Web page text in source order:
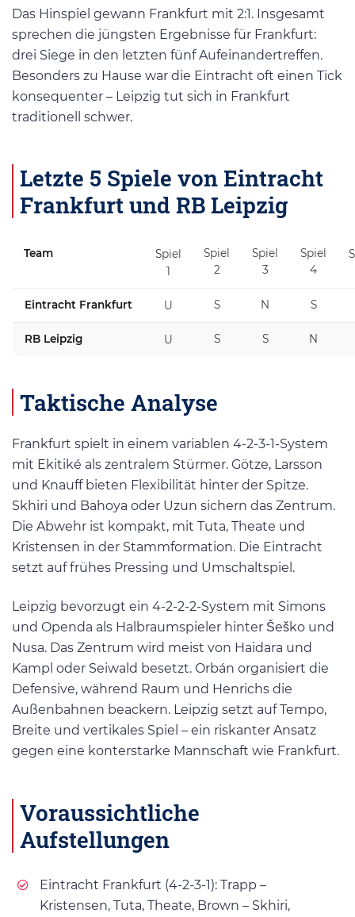
Das Hinspiel gewann Frankfurt mit 2:1. Insgesamt
sprechen die jüngsten Ergebnisse für Frankfurt:
drei Siege in den letzten fünf Aufeinandertreffen.
Besonders zu Hause war die Eintracht oft einen Tick
konsequenter – Leipzig tut sich in Frankfurt
traditionell schwer.
Letzte 5 Spiele von Eintracht
Frankfurt und RB Leipzig
Team
Spiel
1
Spiel
2
Spiel
3
Spiel
4
Eintracht Frankfurt U S N S
RB Leipzig U S S N
Taktische Analyse
Frankfurt spielt in einem variablen 4-2-3-1-System
mit Ekitiké als zentralem Stürmer. Götze, Larsson
und Knauff bieten Flexibilität hinter der Spitze.
Skhiri und Bahoya oder Uzun sichern das Zentrum.
Die Abwehr ist kompakt, mit Tuta, Theate und
Kristensen in der Stammformation. Die Eintracht
setzt auf frühes Pressing und Umschaltspiel.
Leipzig bevorzugt ein 4-2-2-2-System mit Simons
und Openda als Halbraumspieler hinter Šeško und
Nusa. Das Zentrum wird meist von Haidara und
Kampl oder Seiwald besetzt. Orbán organisiert die
Defensive, während Raum und Henrichs die
Außenbahnen beackern. Leipzig setzt auf Tempo,
Breite und vertikales Spiel – ein riskanter Ansatz
gegen eine konterstarke Mannschaft wie Frankfurt.
Voraussichtliche
Aufstellungen
Eintracht Frankfurt (4-2-3-1): Trapp –
Kristensen, Tuta, Theate, Brown – Skhiri,